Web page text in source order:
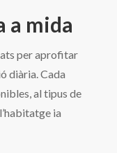
a mida
per aprofitar
diària. Cada
al tipus de
ia